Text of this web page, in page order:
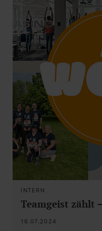
INTERN
Teamgeist zählt
16.07.2024